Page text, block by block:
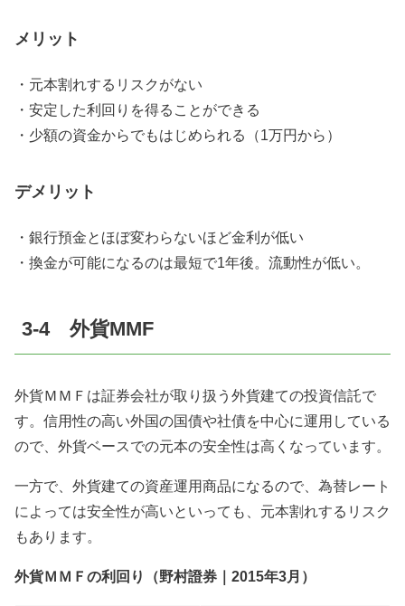
メリット
・元本割れするリスクがない
・安定した利回りを得ることができる
・少額の資金からでもはじめられる（1万円から）
デメリット
・銀行預金とほぼ変わらないほど金利が低い
・換金が可能になるのは最短で1年後。流動性が低い。
3-4 外貨MMF
外貨ＭＭＦは証券会社が取り扱う外貨建ての投資信託で
す。信用性の高い外国の国債や社債を中心に運用している
ので、外貨ベースでの元本の安全性は高くなっています。
一方で、外貨建ての資産運用商品になるので、為替レート
によっては安全性が高いといっても、元本割れするリスク
もあります。
外貨ＭＭＦの利回り（野村證券｜2015年3月）